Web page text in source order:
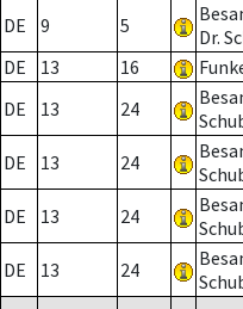
DE 9 5
Dr.
DE
13 16
DE
13 24
DE 13 24
DE 13 24
DE 13 24